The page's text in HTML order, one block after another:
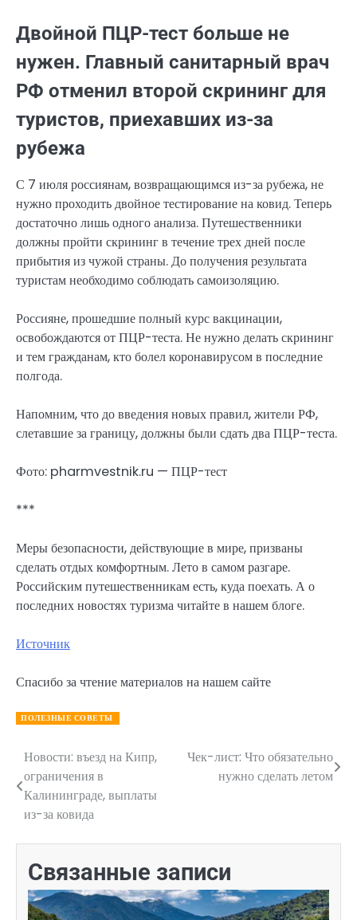
Двойной ПЦР-тест больше не
нужен. Главный санитарный врач
РФ отменил второй скрининг для
туристов, приехавших из-за
рубежа
С 7 июля россиянам, возвращающимся из-за рубежа, не
нужно проходить двойное тестирование на ковид. Теперь
достаточно лишь одного анализа. Путешественники
должны пройти скрининг в течение трех дней после
прибытия из чужой страны. До получения результата
туристам необходимо соблюдать самоизоляцию.
Россияне, прошедшие полный курс вакцинации,
освобождаются от ПЦР-теста. Не нужно делать скрининг
и тем гражданам, кто болел коронавирусом в последние
полгода.
Напомним, что до введения новых правил, жители РФ,
слетавшие за границу, должны были сдать два ПЦР-теста.
Фото: pharmvestnik.ru — ПЦР-тест
***
Меры безопасности, действующие в мире, призваны
сделать отдых комфортным. Лето в самом разгаре.
Российским путешественникам есть, куда поехать. А о
последних новостях туризма читайте в нашем блоге.
Источник
Спасибо за чтение материалов на нашем сайте
ПОЛЕЗНЫЕ СОВЕТЫ
Навигация
по
записям
Новости: въезд на Кипр,
ограничения в
Калининграде, выплаты
из-за ковида
Чек-лист: Что обязательно
нужно сделать летом
Связанные записи